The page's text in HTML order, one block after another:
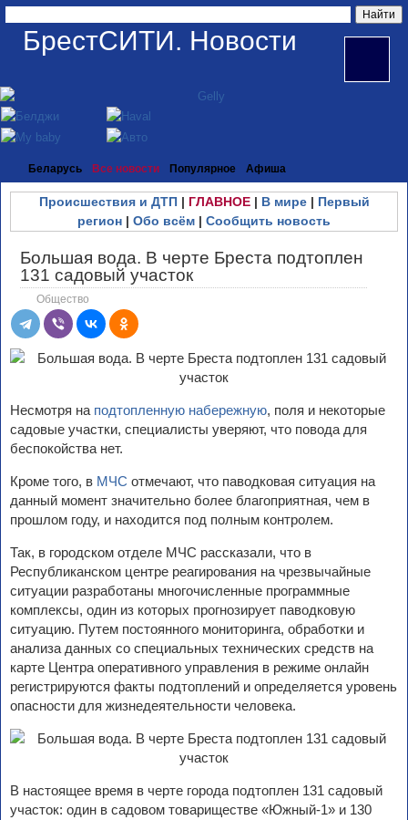
БрестСИТИ. Новости
Беларусь Все новости Популярное Афиша
Происшествия и ДТП| ГЛАВНОЕ| В мире| Первый
регион | Обо всём | Сообщить новость
Большая вода. В черте Бреста подтоплен
131 садовый участок
Общество
Несмотря на подтопленную набережную, поля и некоторые
садовые участки, специалисты уверяют, что повода для
беспокойства нет.
Кроме того, в МЧС отмечают, что паводковая ситуация на
данный момент значительно более благоприятная, чем в
прошлом году, и находится под полным контролем.
Так, в городском отделе МЧС рассказали, что в
Республиканском центре реагирования на чрезвычайные
ситуации разработаны многочисленные программные
комплексы, один из которых прогнозирует паводковую
ситуацию. Путем постоянного мониторинга, обработки и
анализа данных со специальных технических средств на
карте Центра оперативного управления в режиме онлайн
регистрируются факты подтоплений и определяется уровень
опасности для жизнедеятельности человека.
В настоящее время в черте города подтоплен 131 садовый
участок: один в садовом товариществе «Южный-1» и 130